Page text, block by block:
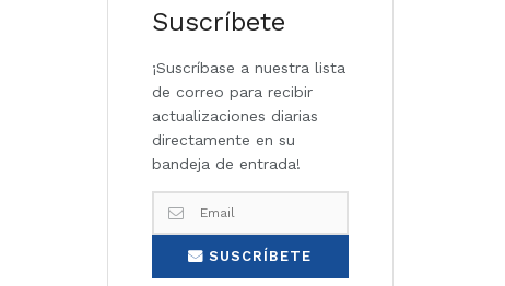
Suscríbete
¡Suscríbase a nuestra lista
de correo para recibir
actualizaciones diarias
directamente en su
bandeja de entrada!
SUSCRÍBETE